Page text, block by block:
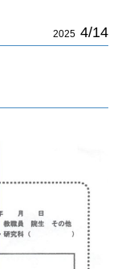
2025 4/14